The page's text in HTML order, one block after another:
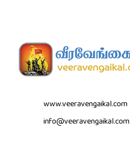
www.veeravengaikal.com
info@veeravengaikal.com